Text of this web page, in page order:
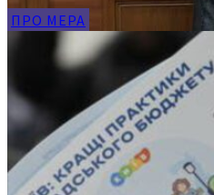
ПРО МЕРА